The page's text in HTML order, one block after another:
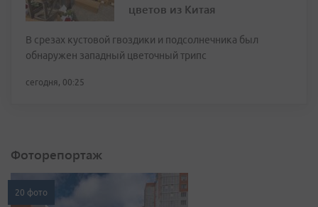
цветов из Китая
В срезах кустовой гвоздики и подсолнечника был
обнаружен западный цветочный трипс
сегодня, 00:25
Фоторепортаж
20 фото